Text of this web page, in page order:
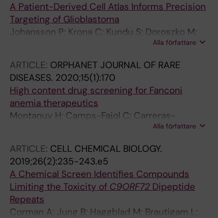
Helleday T
A Patient-Derived Cell Atlas Informs Precision
Targeting of Glioblastoma
Johansson P; Krona C; Kundu S; Doroszko M;
Baskaran S; Schmidt L; Vinel C; Almstedt E;
Gago FJF; Hakkarainen A; Sipila P; Haggblad M;
Martens U; Lundgren B; Frigault MM; Lane DP;
Swartling FJ; Uhrbom L; Nestor M; Marino S;
Nelander S
Alla författare
ARTICLE: ORPHANET JOURNAL OF RARE
DISEASES. 2020;15(1):170
High content drug screening for Fanconi
anemia therapeutics
Montanuy H; Camps-Fajol C; Carreras-
Puigvert J; Haggblad M; Lundgren B; Aza-
J
Alla författare
ARTICLE: CELL CHEMICAL BIOLOGY.
2019;26(2):235-243.e5
A Chemical Screen Identifies Compounds
Limiting the Toxicity of C9ORF72 Dipeptide
Repeats
Corman A; Jung B; Haggblad M; Brautigam L;